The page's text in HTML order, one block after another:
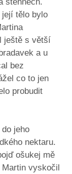
stehnech.
její tělo bylo
ještě s větší
a u
bez
co to jen
probudit
jeho
nektaru.
ošukej mě
vyskočil